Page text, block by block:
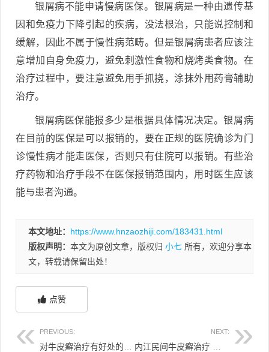
银屑病不能申请慢病医保。银屑病是一种由遗传基
因和免疫力下降引起的疾病，没法根治，只能说控制和
缓解，因此不属于慢性病范畴。但是银屑病患者应该注
意增加自身免疫力，避免刺激性食物和烧烤类食物。在
治疗过程中，要注意避免用手抓挠，涂抹外用药膏辅助
治疗。
银屑病医保能报多少是根据具体情况决定。银屑病
在目前的医保是可以报销的，要在正规的医院确诊为门
诊慢性病才能走医保，否则只有住院可以报销。有些治
疗药物和治疗手段不在医保报销范围内，用时医生应该
能与患者沟通。
本文地址： https://www.hnzaozhiji.com/183431.html
版权声明： 本文为原创文章，版权归 小七 所有，欢迎分享本
文，转载请保留出处！
点赞
PREVIOUS: NEXT: